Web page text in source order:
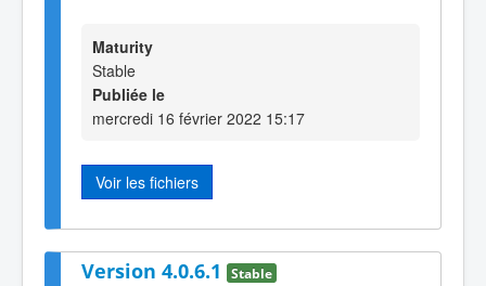
Maturity
Stable
Publiée le
mercredi 16 février 2022 15:17
Voir les fichiers
Version 4.0.6.1 Stable